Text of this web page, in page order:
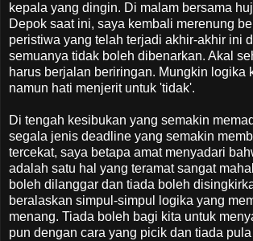
kepala yang dingin. Di malam bersama
Depok saat ini, saya kembali merenung
peristiwa yang telah terjadi akhir-akhir ini
semuanya tidak boleh dibenarkan. Akal
harus berjalan beriringan. Mungkin logika
namun hati menjerit untuk 'tidak'.
Di tengah kesibukan yang semakin
segala jenis deadline yang semakin
tercekat, saya betapa amat menyadari
adalah satu hal yang teramat sangat
boleh dilanggar dan tiada boleh
beralaskan simpul-simpul logika yang
menang. Tiada boleh bagi kita untuk
pun dengan cara yang picik dan tiada